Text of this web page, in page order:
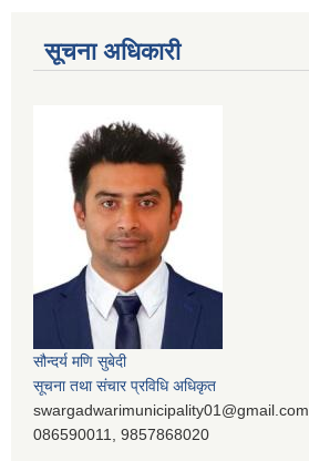
सूचना अधिकारी
सौन्दर्य मणि सुबेदी
सूचना तथा संचार प्रविधि अधिकृत
swargadwarimunicipality01@gmail.com
086590011, 9857868020